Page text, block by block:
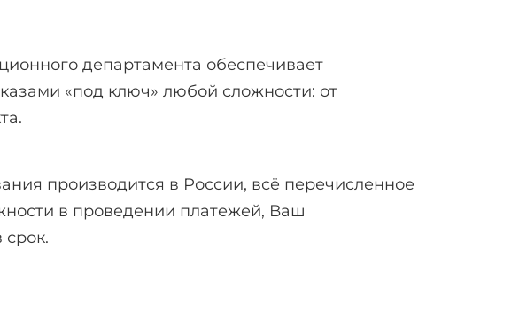
департамента обеспечивает
«под ключ» любой сложности: от
производится в России, всё перечисленное
в проведении платежей, Ваш
срок.